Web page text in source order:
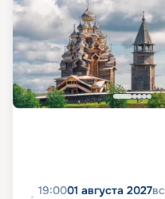
19:0001 августа 2027вс